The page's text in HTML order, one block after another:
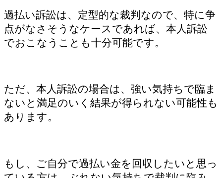
過払い訴訟は、定型的な裁判なので、特に争
点がなさそうなケースであれば、本人訴訟
でおこなうことも十分可能です。
ただ、本人訴訟の場合は、強い気持ちで臨ま
ないと満足のいく結果が得られない可能性も
あります。
もし、ご自分で過払い金を回収したいと思っ